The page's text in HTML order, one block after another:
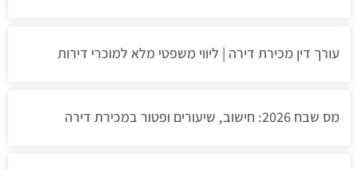
עורך דין מכירת דירה | ליווי משפטי מלא למוכרי דירות
מס שבח 2026: חישוב, שיעורים ופטור במכירת דירה